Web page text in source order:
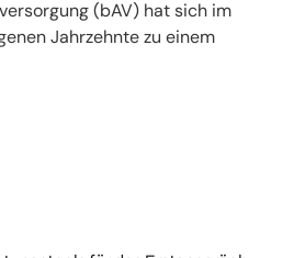
(bAV) hat sich im
Jahrzehnte zu einem